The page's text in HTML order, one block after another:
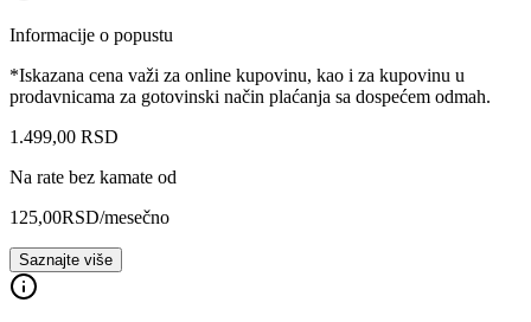
Informacije o popustu
*Iskazana cena važi za online kupovinu, kao i za kupovinu u
prodavnicama za gotovinski način plaćanja sa dospećem odmah.
1.499,00 RSD
Na rate bez kamate od
125,00RSD/mesečno
Saznajte više